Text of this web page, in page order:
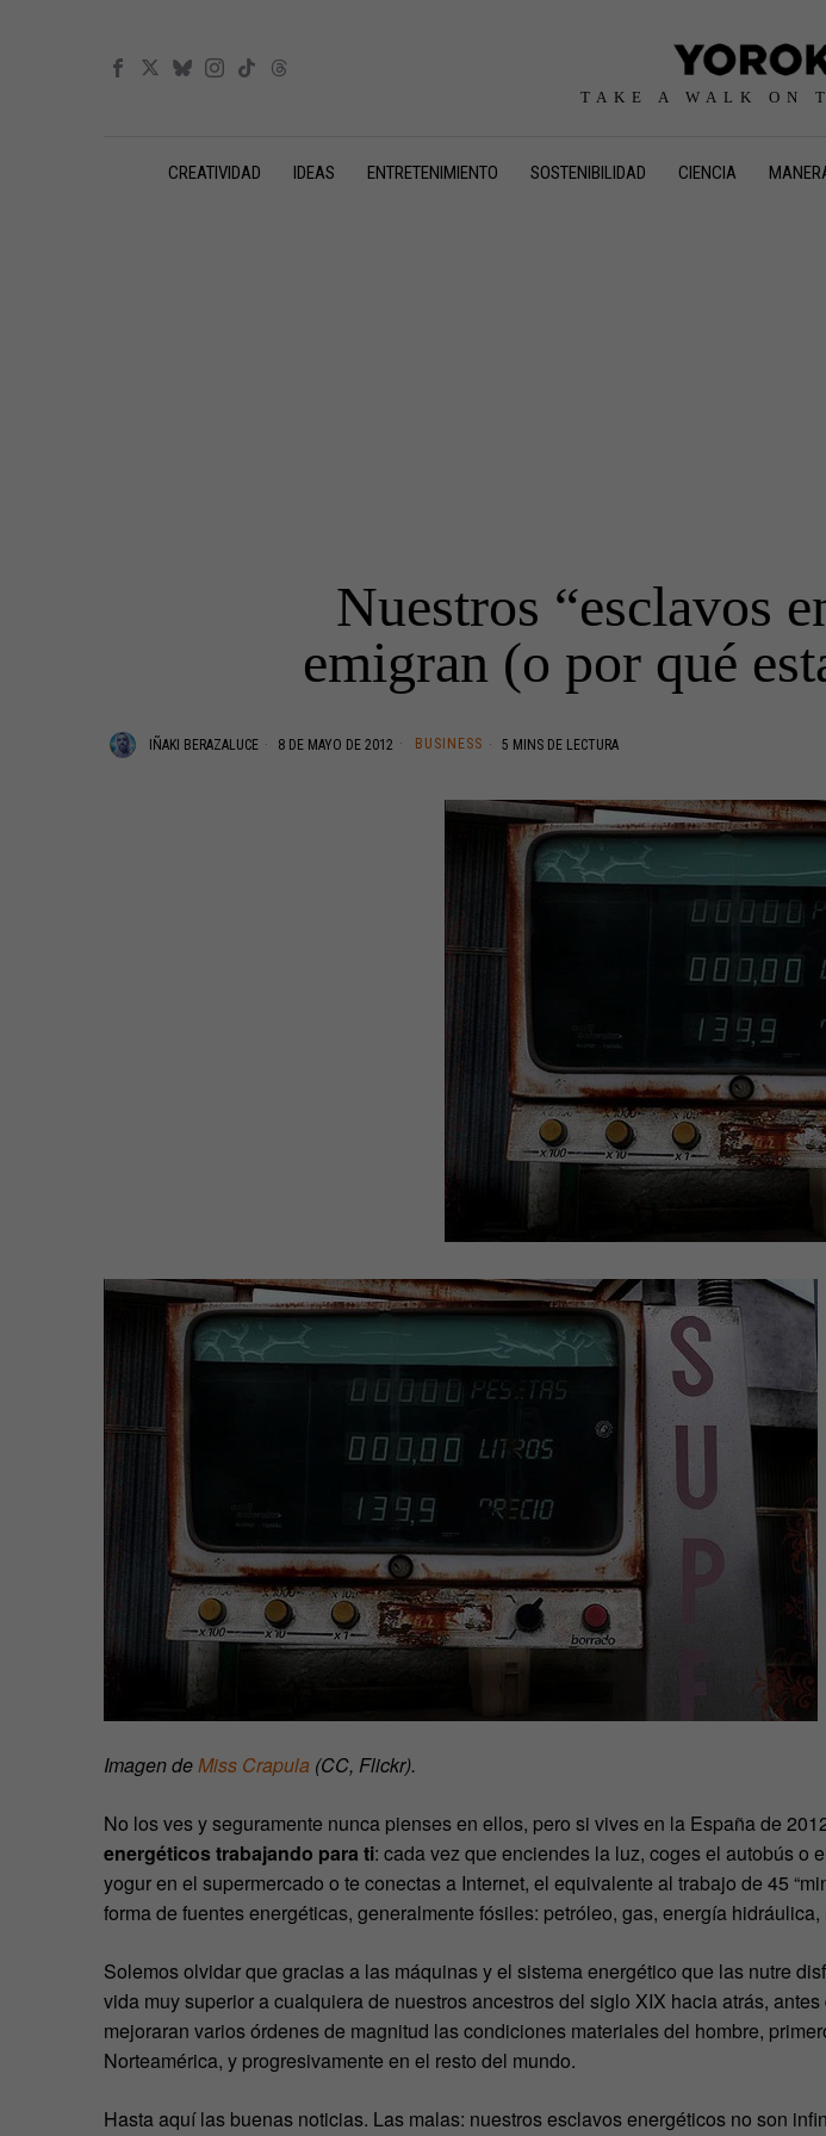
TAKE A WALK ON
CREATIVIDAD IDEAS ENTRETENIMIENTO SOSTENIBILIDAD CIENCIA
Nuestros “esclavos
emigran (o por qué
IÑAKI BERAZALUCE 8 DE MAYO DE 2012 BUSINESS 5 MINS DE LECTURA
Imagen deMiss Crapula (CC, Flickr).
No los ves y seguramente nunca pienses en ellos, pero si vives en la España de
energéticos trabajando para ti: cada vez que enciendes la luz, coges el autobús o
yogur en el supermercado o te conectas a Internet, el equivalente al trabajo de 45
forma de fuentes energéticas, generalmente fósiles: petróleo, gas, energía
Solemos olvidar que gracias a las máquinas y el sistema energético que las nutre
vida muy superior a cualquiera de nuestros ancestros del siglo XIX hacia atrás,
mejoraran varios órdenes de magnitud las condiciones materiales del hombre,
Norteamérica, y progresivamente en el resto del mundo.
Hasta aquí las buenas noticias. Las malas: nuestros esclavos energéticos no son